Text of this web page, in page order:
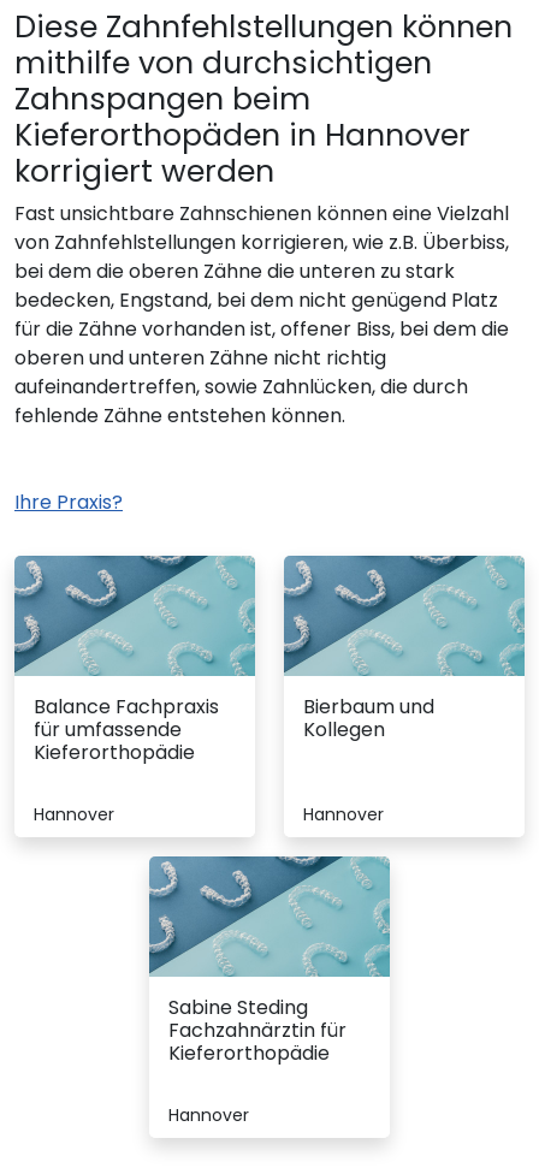
Diese Zahnfehlstellungen können
mithilfe von durchsichtigen
Zahnspangen beim
Kieferorthopäden in Hannover
korrigiert werden
Fast unsichtbare Zahnschienen können eine Vielzahl
von Zahnfehlstellungen korrigieren, wie z.B. Überbiss,
bei dem die oberen Zähne die unteren zu stark
bedecken, Engstand, bei dem nicht genügend Platz
für die Zähne vorhanden ist, offener Biss, bei dem die
oberen und unteren Zähne nicht richtig
aufeinandertreffen, sowie Zahnlücken, die durch
fehlende Zähne entstehen können.
Ihre Praxis?
Balance Fachpraxis
für umfassende
Kieferorthopädie
Hannover
Bierbaum und
Kollegen
Hannover
Sabine Steding
Fachzahnärztin für
Kieferorthopädie
Hannover